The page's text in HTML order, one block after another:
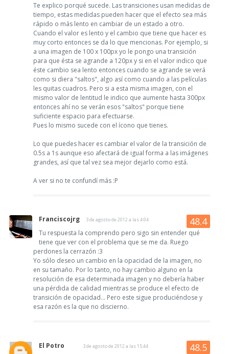
Te explico porqué sucede. Las transiciones usan medidas de
tiempo, estas medidas pueden hacer que el efecto sea más
rápido o más lento en cambiar de un estado a otro.
Cuando el valor es lento y el cambio que tiene que hacer es
muy corto entonces se da lo que mencionas. Por ejemplo, si
a una imagen de 100 x 100px yo le pongo una transición
para que ésta se agrande a 120px y si en el valor indico que
éste cambio sea lento entonces cuando se agrande se verá
como si diera "saltos", algo así como cuando a las películas
les quitas cuadros. Pero si a esta misma imagen, con el
mismo valor de lentitud le indico que aumente hasta 300px
entonces ahí no se verán esos "saltos" porque tiene
suficiente espacio para efectuarse.
Pues lo mismo sucede con el ícono que tienes.
Lo que puedes hacer es cambiar el valor de la transición de
0.5s a 1s aunque eso afectará de igual forma a las imágenes
grandes, así que tal vez sea mejor dejarlo como está.
A ver si no te confundí más :P
Franciscojrg 3 de agosto de 2012 a las 4:04
Tu respuesta la comprendo pero sigo sin entender qué
tiene que ver con el problema que se me da. Ruego
perdones la cerrazón :3
Yo sólo deseo un cambio en la opacidad de la imagen, no
en su tamaño. Por lo tanto, no hay cambio alguno en la
resolución de esa determinada imagen y no debería haber
una pérdida de calidad mientras se produce el efecto de
transición de opacidad... Pero este sigue produciéndose y
esa razón es la que no discierno.
El Potro 3 de agosto de 2012 a las 15:44